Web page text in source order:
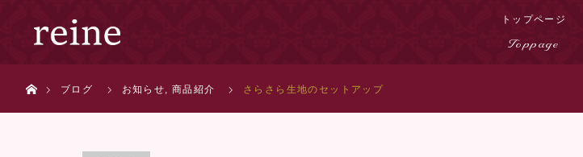
トップページ
Toppage
ブログ
お知らせ, 商品紹介 さらさら生地のセットアップ